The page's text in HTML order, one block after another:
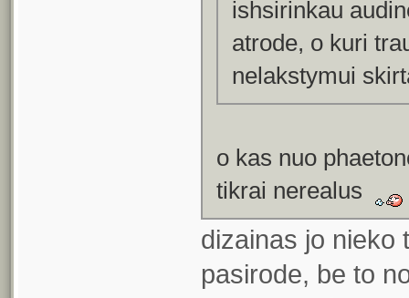
ishsirinkau
atrode, o kuri
nelakstymui
o kas nuo
tikrai nerealus
dizainas jo nieko
pasirode, be to